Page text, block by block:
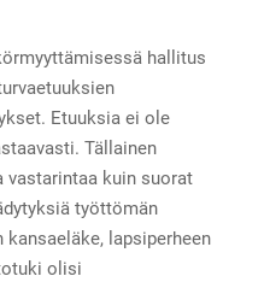
hallitus
Etuuksia ei ole
Tällainen
kuin suorat
työttömän
kansaeläke, lapsiperheen
olisi